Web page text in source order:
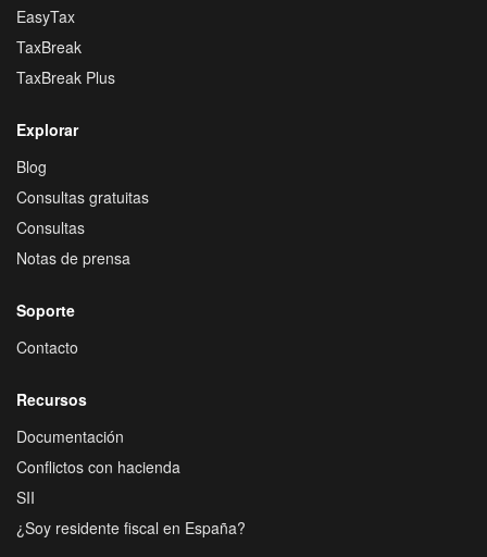
EasyTax
TaxBreak
TaxBreak Plus
Explorar
Blog
Consultas gratuitas
Consultas
Notas de prensa
Soporte
Contacto
Recursos
Documentación
Conflictos con hacienda
SII
¿Soy residente fiscal en España?